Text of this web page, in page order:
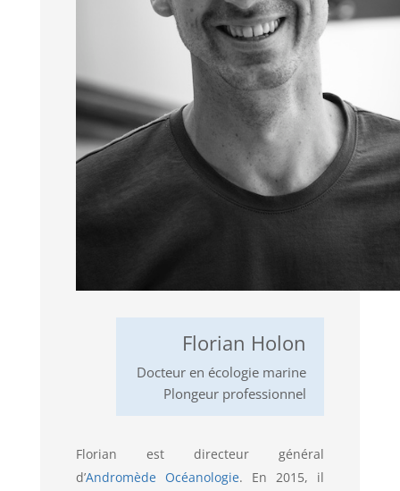
Florian Holon
Docteur en écologie marine
Plongeur professionnel
Florian est directeur général
d’Andromède Océanologie. En 2015, il